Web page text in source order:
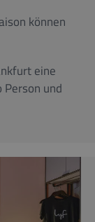
können
eine
Person und